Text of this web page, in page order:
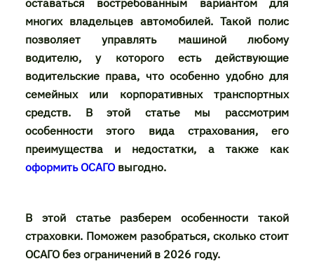
оставаться востребованным вариантом для
многих владельцев автомобилей. Такой полис
позволяет управлять машиной любому
водителю, у которого есть действующие
водительские права, что особенно удобно для
семейных или корпоративных транспортных
средств. В этой статье мы рассмотрим
особенности этого вида страхования, его
преимущества и недостатки, а также как
оформить ОСАГО выгодно.
В этой статье разберем особенности такой
страховки. Поможем разобраться, сколько стоит
ОСАГО без ограничений в 2026 году.